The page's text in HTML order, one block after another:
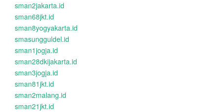
sman2jakarta.id
sman68jkt.id
sman8yogyakarta.id
smasungguldel.id
sman1jogja.id
sman28dkijakarta.id
sman3jogja.id
sman81jkt.id
sman2malang.id
sman21jkt.id